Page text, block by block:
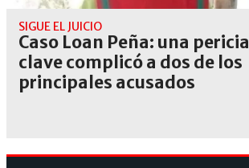
SIGUE EL JUICIO
Caso Loan Peña: una pericia
clave complicó a dos de los
principales acusados